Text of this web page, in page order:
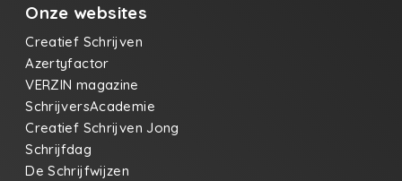
Onze websites
Creatief Schrijven
Azertyfactor
VERZIN magazine
SchrijversAcademie
Creatief Schrijven Jong
Schrijfdag
De Schrijfwijzen